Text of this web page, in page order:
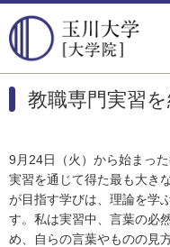
教職専門実習
9月24日（火）から始まっ
実習を通じて得た最も大き
が目指す学びは、理論を学
す。私は実習中、言葉の必
め、自らの言葉やものの見